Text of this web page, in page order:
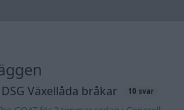
efter byte av bromsok
6 svar